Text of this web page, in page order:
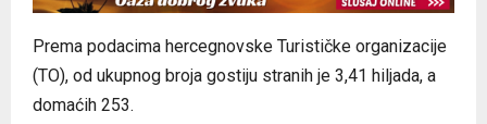
Prema podacima hercegnovske Turističke organizacije
(TO), od ukupnog broja gostiju stranih je 3,41 hiljada, a
domaćih 253.